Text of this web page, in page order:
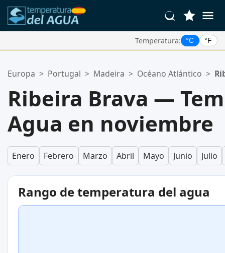
Temperatura: °C °F
Tu lista de favoritos está vacía.
Europa > Portugal > Madeira > Océano Atlántico >
Ribeira Brava —
Agua en noviembre
Enero Febrero Marzo Abril Mayo Junio Julio
Rango de temperatura del agua